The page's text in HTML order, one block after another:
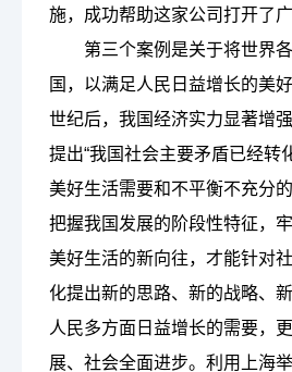
施，成功帮助这家公司打开了
第三个案例是关于将世界
国，以满足人民日益增长的美好
世纪后，我国经济实力显著增
提出“我国社会主要矛盾已经转
美好生活需要和不平衡不充分的
把握我国发展的阶段性特征，
美好生活的新向往，才能针对
化提出新的思路、新的战略、
人民多方面日益增长的需要，
展、社会全面进步。 利用上海